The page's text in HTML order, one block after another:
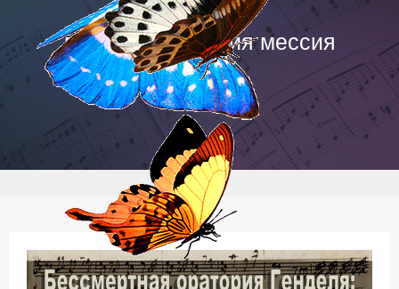
гендель аллилуйя мессия
слушать